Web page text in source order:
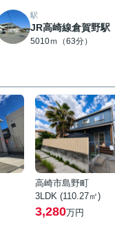
駅
JR高崎線倉賀野駅
5010ｍ（63分）
高崎市島野町
3LDK (110.27㎡)
3,280万円